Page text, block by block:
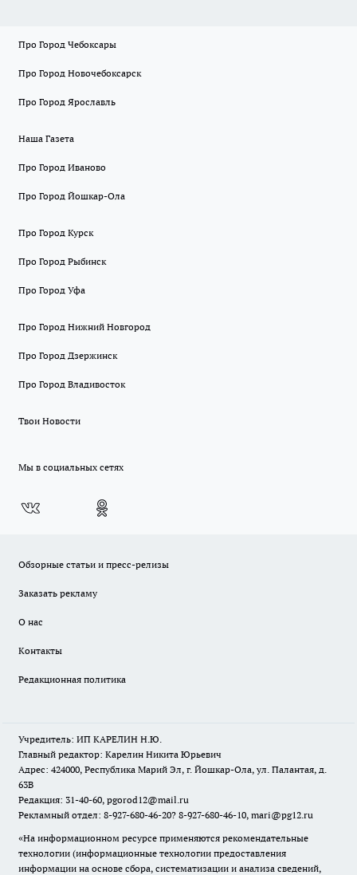
Про Город Чебоксары
Про Город Новочебоксарск
Про Город Ярославль
Наша Газета
Про Город Иваново
Про Город Йошкар-Ола
Про Город Курск
Про Город Рыбинск
Про Город Уфа
Про Город Нижний Новгород
Про Город Дзержинск
Про Город Владивосток
Твои Новости
Мы в социальных сетях
Обзорные статьи и пресс-релизы
Заказать рекламу
О нас
Контакты
Редакционная политика
Учредитель: ИП КАРЕЛИН Н.Ю.
Главный редактор: Карелин Никита Юрьевич
Адрес: 424000, Республика Марий Эл, г. Йошкар-Ола, ул. Палантая, д.
63В
Редакция: 31-40-60, pgorod12@mail.ru
Рекламный отдел: 8-927-680-46-20? 8-927-680-46-10, mari@pg12.ru
«На информационном ресурсе применяются рекомендательные
технологии (информационные технологии предоставления
информации на основе сбора, систематизации и анализа сведений,